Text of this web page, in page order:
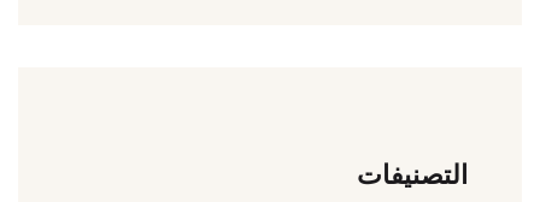
التصنيفات